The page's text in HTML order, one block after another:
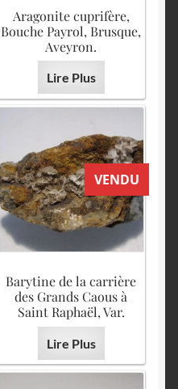
Aragonite cuprifère,
Bouche Payrol, Brusque,
Aveyron.
Lire Plus
VENDU
Barytine de la carrière
des Grands Caous à
Saint Raphaël, Var.
Lire Plus